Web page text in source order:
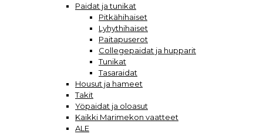
Paidat ja tunikat
Pitkähihaiset
Lyhythihaiset
Paitapuserot
Collegepaidat ja hupparit
Tunikat
Tasaraidat
Housut ja hameet
Takit
Yöpaidat ja oloasut
Kaikki Marimekon vaatteet
ALE